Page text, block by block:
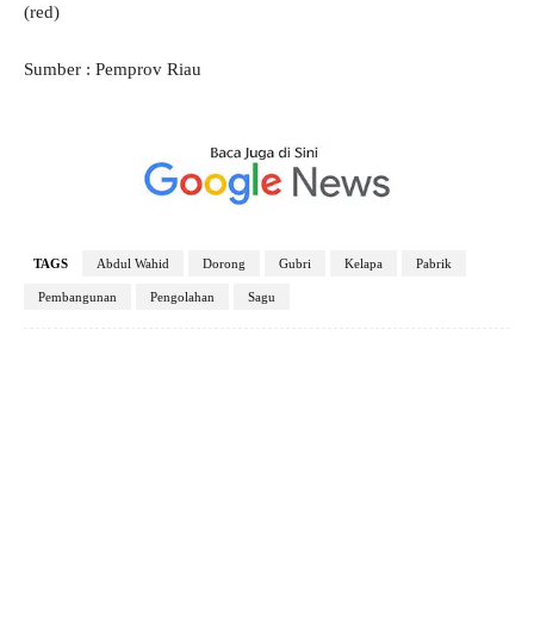
(red)
Sumber : Pemprov Riau
TAGS Abdul Wahid Dorong Gubri Kelapa Pabrik
Pembangunan Pengolahan Sagu